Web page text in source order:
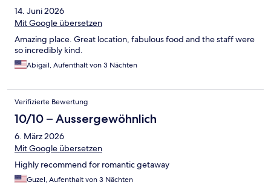
14. Juni 2026
Mit Google übersetzen
Amazing place. Great location, fabulous food and the staff were
so incredibly kind.
Abigail, Aufenthalt von 3 Nächten
Verifizierte Bewertung
10/10 – Aussergewöhnlich
6. März 2026
Mit Google übersetzen
Highly recommend for romantic getaway
Guzel, Aufenthalt von 3 Nächten